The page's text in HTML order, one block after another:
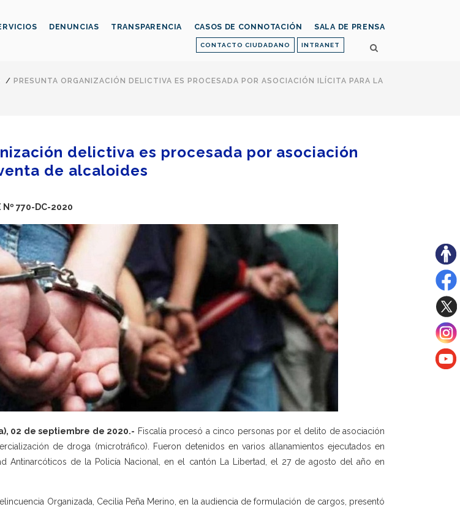
CONTACTO CIUDADANO INTRANET
DENUNCIAS TRANSPARENCIA CASOS DE CONNOTACIÓN SALA DE PRENSA
/ PRESUNTA ORGANIZACIÓN DELICTIVA ES PROCESADA POR ASOCIACIÓN ILÍCITA PARA LA
delictiva es procesada por asociación
de alcaloides
Nº 770-DC-2020
02 de septiembre de 2020.- Fiscalía procesó a cinco personas por el delito de asociación
de droga (microtráfico). Fueron detenidos en varios allanamientos ejecutados en
Antinarcóticos de la Policía Nacional, en el cantón La Libertad, el 27 de agosto del año en
Organizada, Cecilia Peña Merino, en la audiencia de formulación de cargos, presentó